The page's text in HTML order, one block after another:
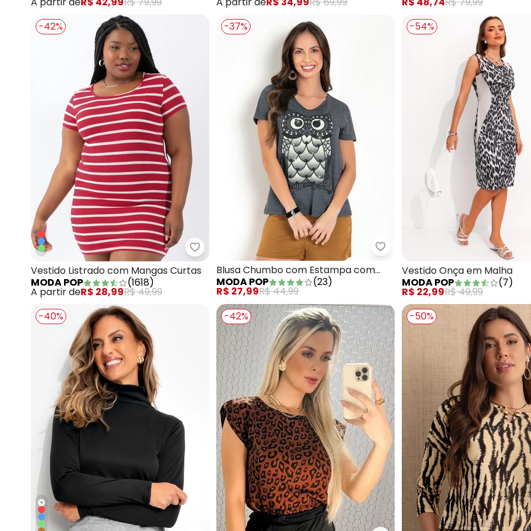
-42%
Moda Pop - Vestido Listrado com Mangas Curtas
Vestido Listrado com Mangas Curtas
MODA POP
(1618)
A partir deR$ 28,99R$ 49,99
-37%
Moda Pop - Blusa Chumbo com
Blusa Chumbo com Estampa com
Brilho
MODA POP (23)
R$ 27,99R$ 44,99
-54%
Vestido Onça em Malha
MODA POP
(7)
R$ 22,99R$ 49,99
-40%
+
-42% -50%